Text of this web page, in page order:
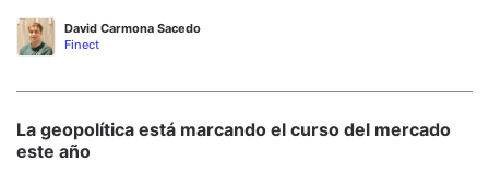
David Carmona Sacedo
Finect
La geopolítica está marcando el curso del mercado
este año